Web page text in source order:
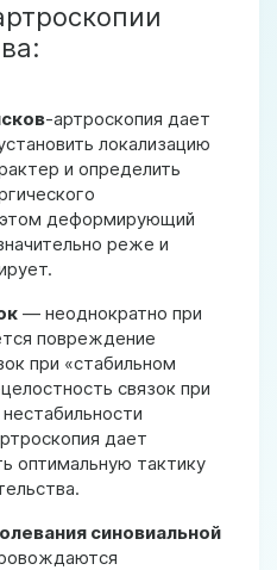
-артроскопия дает
локализацию
и определить
деформирующий
реже и
— неоднократно при
повреждение
при «стабильном
связок при
дает
оптимальную тактику
синовиальной